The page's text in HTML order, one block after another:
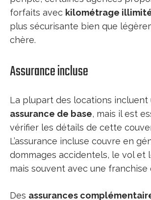
forfaits avec kilométrage
plus sécurisante bien que
chère.
Assurance incluse
La plupart des locations incluent
assurance de base, mais il est
vérifier les détails de cette
L’assurance incluse couvre en
dommages accidentels, le vol et
mais souvent avec une franchise
Des assurances